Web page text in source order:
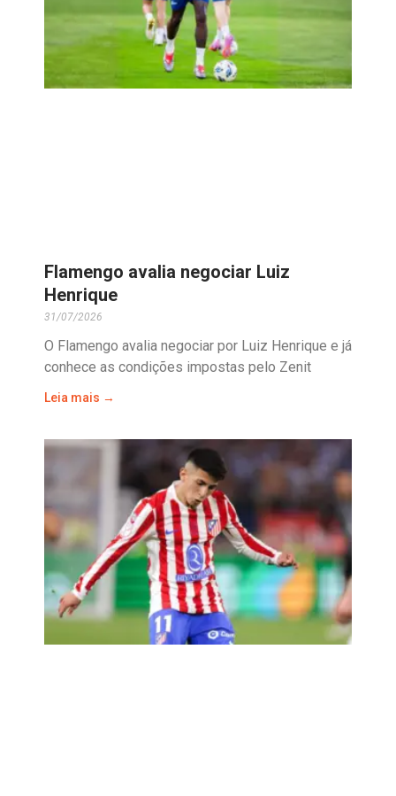
Flamengo avalia negociar Luiz
Henrique
31/07/2026
O Flamengo avalia negociar por Luiz Henrique e já
conhece as condições impostas pelo Zenit
Leia mais →